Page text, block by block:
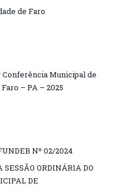
de Faro
Conferência Municipal de
– PA – 2025
Nº 02/2024
SESSÃO ORDINÁRIA DO
DE